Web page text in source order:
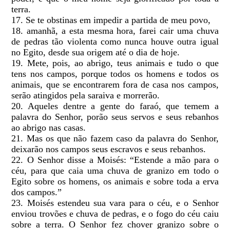
terra.
17. Se te obstinas em impedir a partida de meu povo,
18. amanhã, a esta mesma hora, farei cair uma chuva
de pedras tão violenta como nunca houve outra igual
no Egito, desde sua origem até o dia de hoje.
19. Mete, pois, ao abrigo, teus animais e tudo o que
tens nos campos, porque todos os homens e todos os
animais, que se encontrarem fora de casa nos campos,
serão atingidos pela saraiva e morrerão.
20. Aqueles dentre a gente do faraó, que temem a
palavra do Senhor, porão seus servos e seus rebanhos
ao abrigo nas casas.
21. Mas os que não fazem caso da palavra do Senhor,
deixarão nos campos seus escravos e seus rebanhos.
22. O Senhor disse a Moisés: “Estende a mão para o
céu, para que caia uma chuva de granizo em todo o
Egito sobre os homens, os animais e sobre toda a erva
dos campos.”
23. Moisés estendeu sua vara para o céu, e o Senhor
enviou trovões e chuva de pedras, e o fogo do céu caiu
sobre a terra. O Senhor fez chover granizo sobre o